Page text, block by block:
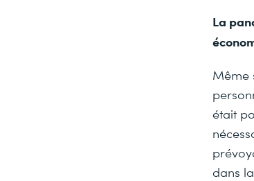
La
Même
était
dans